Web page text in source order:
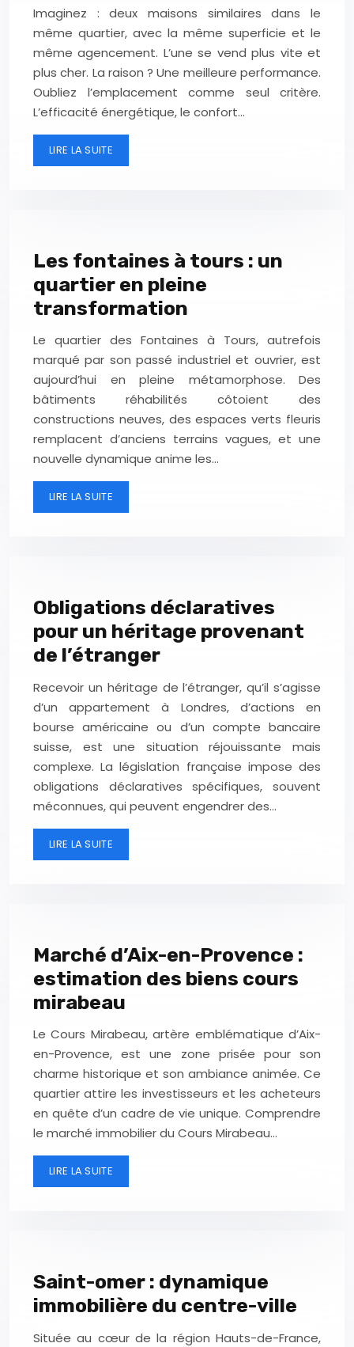
Imaginez : deux maisons similaires dans le
même quartier, avec la même superficie et le
même agencement. L’une se vend plus vite et
plus cher. La raison ? Une meilleure performance.
Oubliez l’emplacement comme seul critère.
L’efficacité énergétique, le confort…
LIRE LA SUITE
Les fontaines à tours : un
quartier en pleine
transformation
Le quartier des Fontaines à Tours, autrefois
marqué par son passé industriel et ouvrier, est
aujourd’hui en pleine métamorphose. Des
bâtiments réhabilités côtoient des
constructions neuves, des espaces verts fleuris
remplacent d’anciens terrains vagues, et une
nouvelle dynamique anime les…
LIRE LA SUITE
Obligations déclaratives
pour un héritage provenant
de l’étranger
Recevoir un héritage de l’étranger, qu’il s’agisse
d’un appartement à Londres, d’actions en
bourse américaine ou d’un compte bancaire
suisse, est une situation réjouissante mais
complexe. La législation française impose des
obligations déclaratives spécifiques, souvent
méconnues, qui peuvent engendrer des…
LIRE LA SUITE
Marché d’Aix-en-Provence :
estimation des biens cours
mirabeau
Le Cours Mirabeau, artère emblématique d’Aix-
en-Provence, est une zone prisée pour son
charme historique et son ambiance animée. Ce
quartier attire les investisseurs et les acheteurs
en quête d’un cadre de vie unique. Comprendre
le marché immobilier du Cours Mirabeau…
LIRE LA SUITE
Saint-omer : dynamique
immobilière du centre-ville
Située au cœur de la région Hauts-de-France,